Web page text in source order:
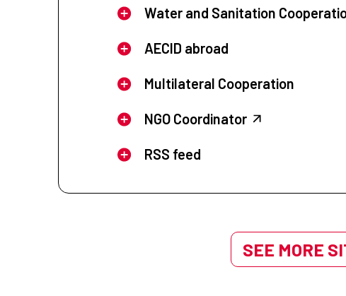
Water and Sanitation
AECID abroad
Multilateral Cooperation
NGO Coordinator
RSS feed
SEE MORE